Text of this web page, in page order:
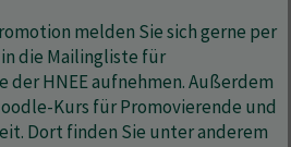
melden Sie sich gerne per
in die Mailingliste für
HNEE aufnehmen. Außerdem
Kurs für Promovierende und
Dort finden Sie unter anderem